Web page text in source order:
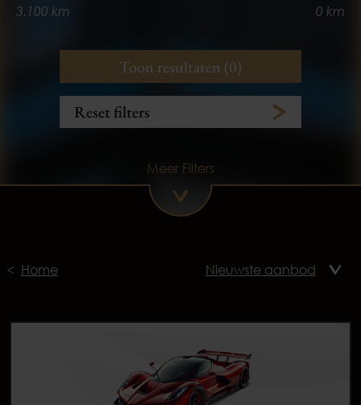
3.100 km 0 km
3 zitplaats(en) 5 zitplaats(en)
Toon resultaten (0)
Reset filters
Meer Filters
Home